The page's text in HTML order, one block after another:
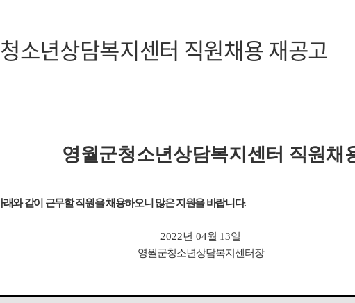
소년상담복지센터 직원채용 재공고
월군청소년상담복지센터 직원채
무할 직원을 채용하오니 많은 지원을 바랍니다.
2022년 04월 13일
영월군청소년상담복지센터장